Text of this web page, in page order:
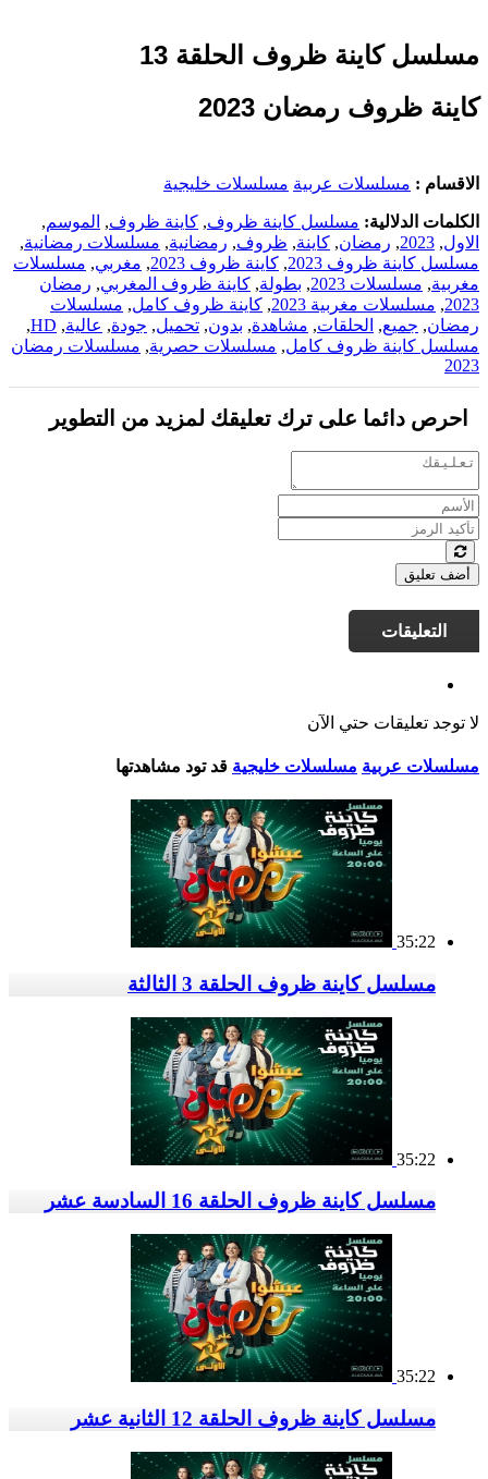
مسلسل كاينة ظروف الحلقة 13
كاينة ظروف رمضان 2023
الاقسام : مسلسلات عربية مسلسلات خليجية
الكلمات الدلالية: مسلسل كاينة ظروف, كاينة ظروف, الموسم,
الاول,
2023
, رمضان, كاينة, ظروف, رمضانية, مسلسلات رمضانية,
مسلسل كاينة ظروف 2023
, كاينة ظروف 2023 , مغربي, مسلسلات
مغربية, مسلسلات 2023 , بطولة, كاينة ظروف المغربي, رمضان
2023
, مسلسلات مغربية 2023 , كاينة ظروف كامل, مسلسلات
رمضان, جميع, الحلقات, مشاهدة, بدون, تحميل, جودة, عالية,
HD
,
مسلسل كاينة ظروف كامل, مسلسلات حصرية, مسلسلات رمضان
2023
احرص دائما على ترك تعليقك لمزيد من التطوير
أضف تعليق
التعليقات
لا توجد تعليقات حتي الآن
مسلسلات عربية مسلسلات خليجية قد تود مشاهدتها
35:22
مسلسل كاينة ظروف الحلقة 3 الثالثة
35:22
مسلسل كاينة ظروف الحلقة 16 السادسة عشر
35:22
مسلسل كاينة ظروف الحلقة 12 الثانية عشر